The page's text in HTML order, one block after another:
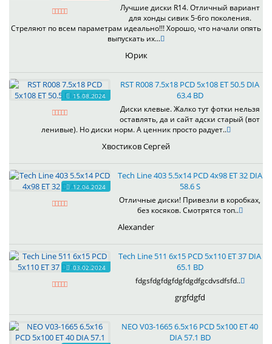
Лучшие диски R14. Отличный вариант
для хонды сивик 5-6го поколения.
Стреляют по всем параметрам идеально!!! Хорошо, что начали опять
выпускать их...
Юрик
15.08.2024
RST R008 7.5x18 PCD 5x108 ET 50.5 DIA
63.4 BD
Диски клевые. Жалко тут фотки нельзя
оставлять, да и сайт адски старый (вот
ленивые). Но диски норм. А ценник просто радует..
Хвостиков Сергей
12.04.2024
Tech Line 403 5.5x14 PCD 4x98 ET 32 DIA
58.6 S
Отличные диски! Привезли в коробках,
без косяков. Смотрятся топ..
Alexander
03.02.2024
Tech Line 511 6x15 PCD 5x110 ET 37 DIA
65.1 BD
fdgsfdgfdgfdgfdgdfgcdvsdfsfd..
grgfdgfd
NEO V03-1665 6.5x16 PCD 5x100 ET 40
DIA 57.1 BD